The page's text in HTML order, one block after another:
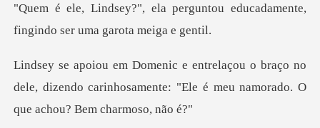
rguntou educadamente,
fingindo
aço no
dele, dizendo carinhosamente: "Ele é me